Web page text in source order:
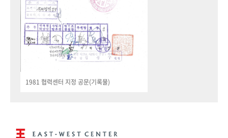
1981 협력센터 지정 공문(기록물)